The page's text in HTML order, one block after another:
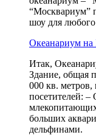
“Москвариум”
шоу для любого
Океанариум
Итак,
Здание, общая
000 кв. метров,
посетителей:
больших
дельфинами.